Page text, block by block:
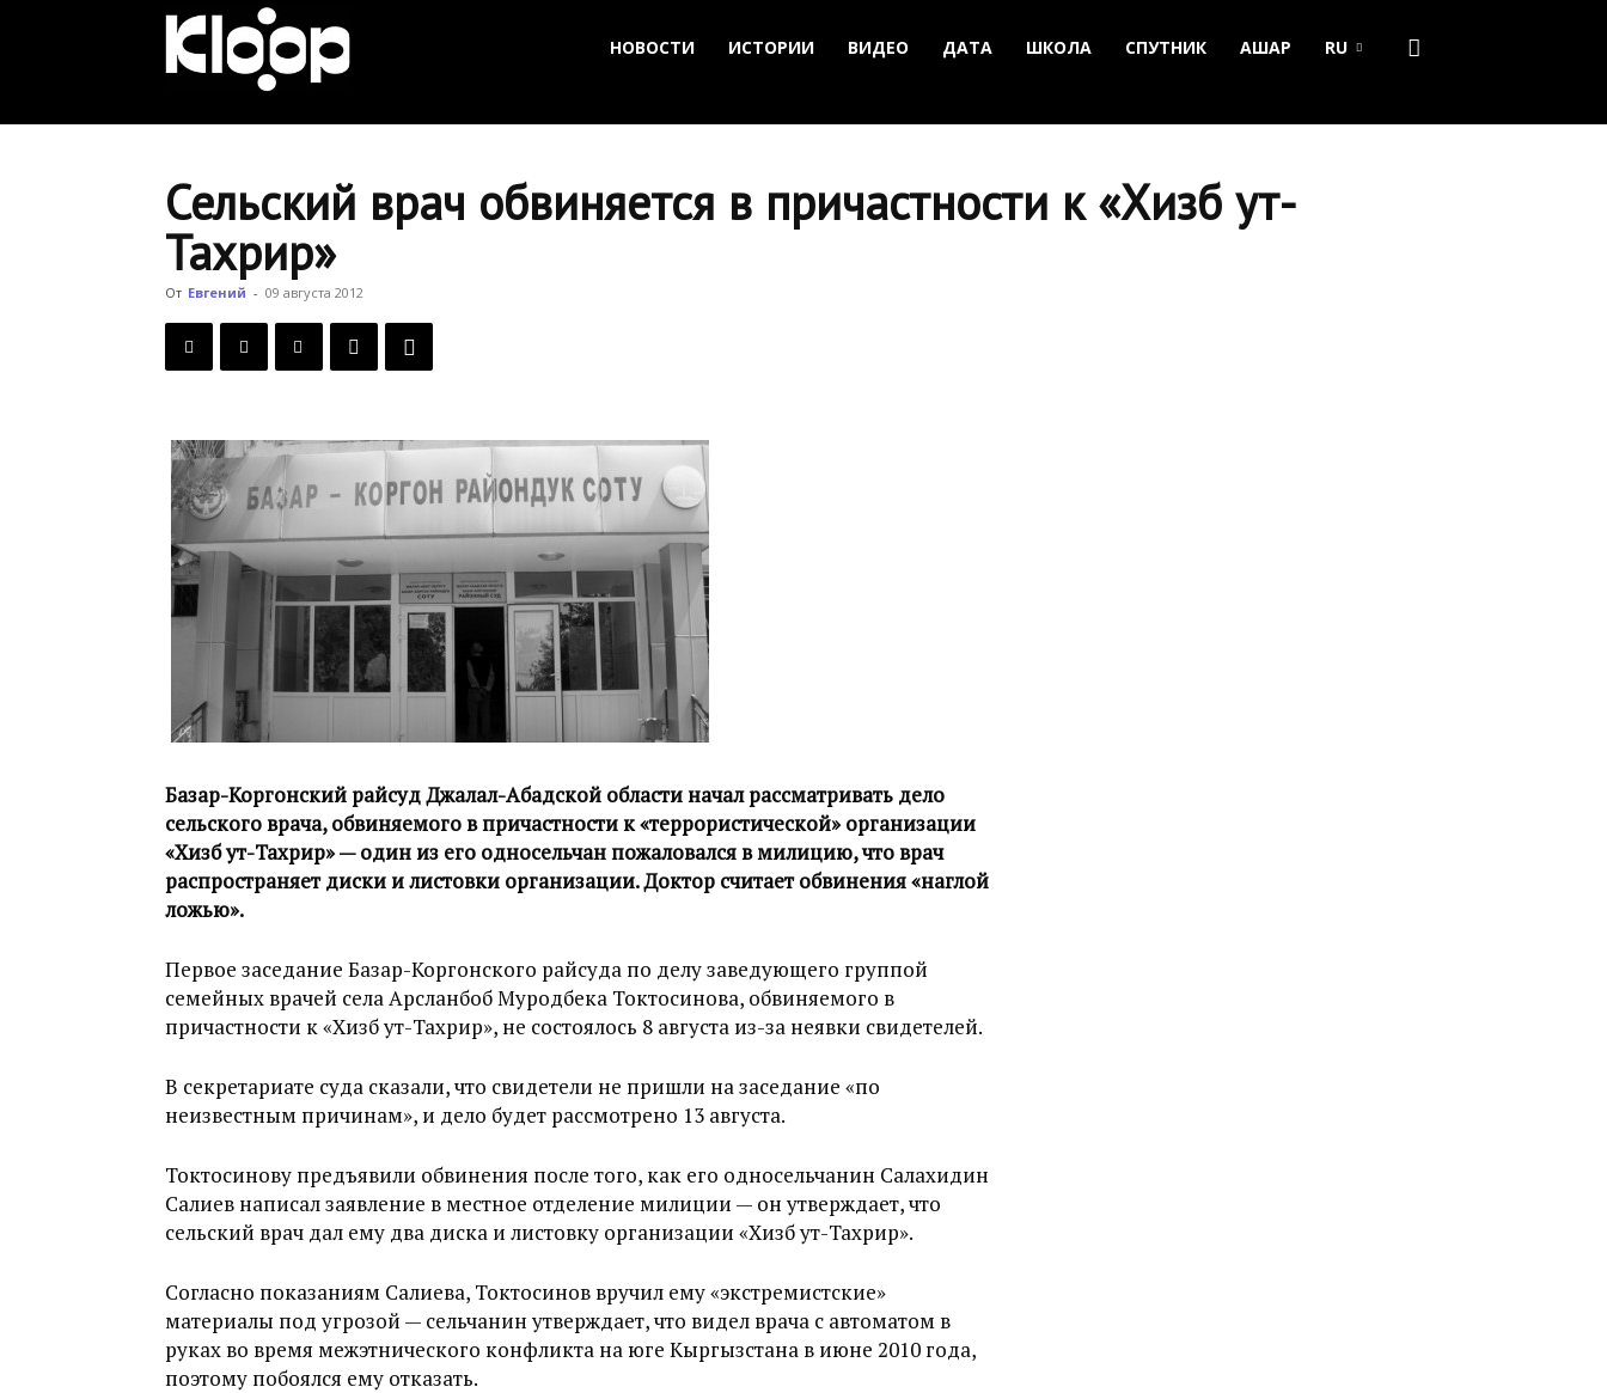
Новости
Кыргызстана
НОВОСТИ ИСТОРИИ ВИДЕО ДАТА ШКОЛА СПУТНИК АШАР RU
Сельский врач обвиняется в причастности к «Хизб ут-
Тахрир»
От Евгений - 09 августа 2012
Базар-Коргонский райсуд Джалал-Абадской области начал рассматривать дело
сельского врача, обвиняемого в причастности к «террористической» организации
«Хизб ут-Тахрир» — один из его односельчан пожаловался в милицию, что врач
распространяет диски и листовки организации. Доктор считает обвинения «наглой
ложью».
Первое заседание Базар-Коргонского райсуда по делу заведующего группой
семейных врачей села Арсланбоб Муродбека Токтосинова, обвиняемого в
причастности к «Хизб ут-Тахрир», не состоялось 8 августа из-за неявки свидетелей.
В секретариате суда сказали, что свидетели не пришли на заседание «по
неизвестным причинам», и дело будет рассмотрено 13 августа.
Токтосинову предъявили обвинения после того, как его односельчанин Салахидин
Салиев написал заявление в местное отделение милиции — он утверждает, что
сельский врач дал ему два диска и листовку организации «Хизб ут-Тахрир».
Согласно показаниям Салиева, Токтосинов вручил ему «экстремистские»
материалы под угрозой — сельчанин утверждает, что видел врача с автоматом в
руках во время межэтнического конфликта на юге Кыргызстана в июне 2010 года,
поэтому побоялся ему отказать.